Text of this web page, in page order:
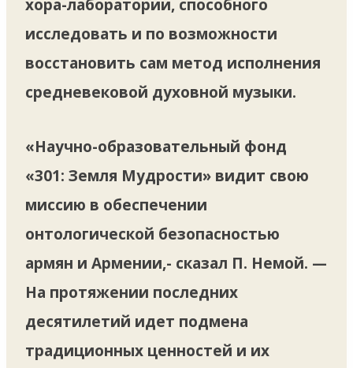
хора-лаборатории, способного
исследовать и по возможности
восстановить сам метод исполнения
средневековой духовной музыки.
«Научно-oбразовательный фонд
«301: Земля Мудрости» видит свою
миссию в обеспечении
онтологической безопасностью
армян и Армении,- сказал П. Немой. —
На протяжении последних
десятилетий идет подмена
традиционных ценностей и их